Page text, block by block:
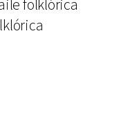
folklórica